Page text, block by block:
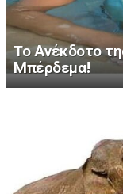
Το Aνέκδοτο
Mπέρδεμα!